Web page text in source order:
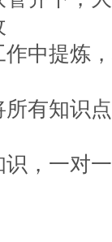
中提炼
有知识
，一对